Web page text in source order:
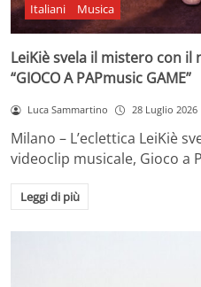
Italiani Musica
LeiKiè svela il mistero con
“GIOCO A PAPmusic GAME”
Luca Sammartino 28 Luglio 2026
Milano – L’eclettica LeiKiè
videoclip musicale, Gioco a
Leggi di più